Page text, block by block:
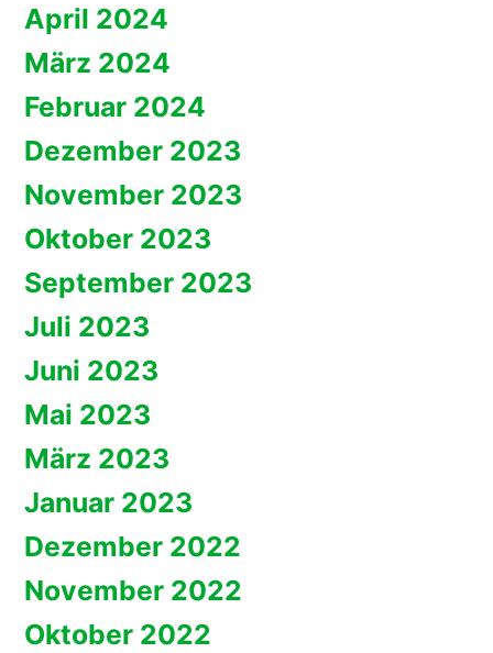
April 2024
März 2024
Februar 2024
Dezember 2023
November 2023
Oktober 2023
September 2023
Juli 2023
Juni 2023
Mai 2023
März 2023
Januar 2023
Dezember 2022
November 2022
Oktober 2022